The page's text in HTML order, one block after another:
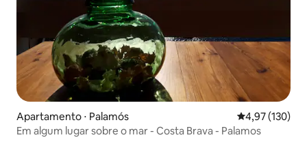
Apartamento ⋅ Palamós 4,97 de uma
4,97 (130)
Em algum lugar sobre o mar - Costa Brava - Palamos